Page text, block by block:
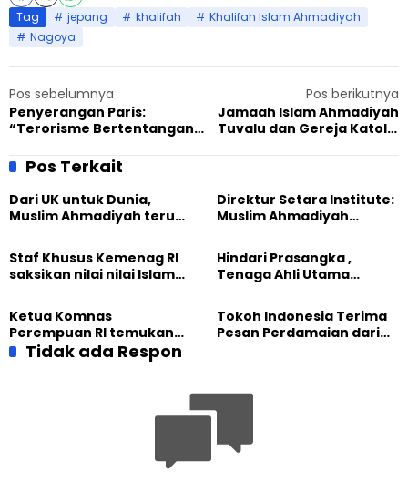
Tag jepang khalifah
Khalifah Islam Ahmadiyah
Nagoya
Pos sebelumnya
Penyerangan Paris:
“Terorisme Bertentangan
Pos berikutnya
Jamaah Islam Ahmadiyah
Tuvalu dan Gereja Katolik
Perdamaian
Pos Terkait
Dari UK untuk Dunia,
Muslim Ahmadiyah terus
Kemanusiaan Global
Direktur Setara Institute:
Muslim Ahmadiyah
Dunia dari “Infrastruktur
Kemanusiaan”
Staf Khusus Kemenag RI
saksikan nilai nilai Islam
Internasional Muslim
Ahmadiyah UK 2026
Hindari Prasangka ,
Tenaga Ahli Utama
fakta langsung
kehidupan Muslim
Ahmadiyah di Inggris
Ketua Komnas
Perempuan RI temukan
optimisme
Tokoh Indonesia Terima
Pesan Perdamaian dari
Tidak ada Respon